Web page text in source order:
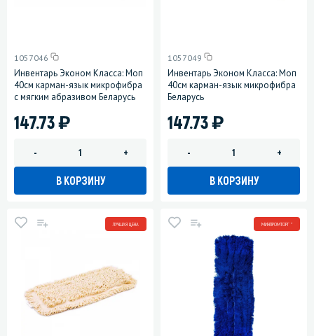
1057046
Инвентарь Эконом Класса: Моп
40см карман-язык микрофибра
с мягким абразивом Беларусь
147.73)
- +
В КОРЗИНУ
1057049
Инвентарь Эконом Класса: Моп
40см карман-язык микрофибра
Беларусь
147.73)
- +
В КОРЗИНУ
ЛУЧШАЯ ЦЕНА МИНПРОМТОРГ *